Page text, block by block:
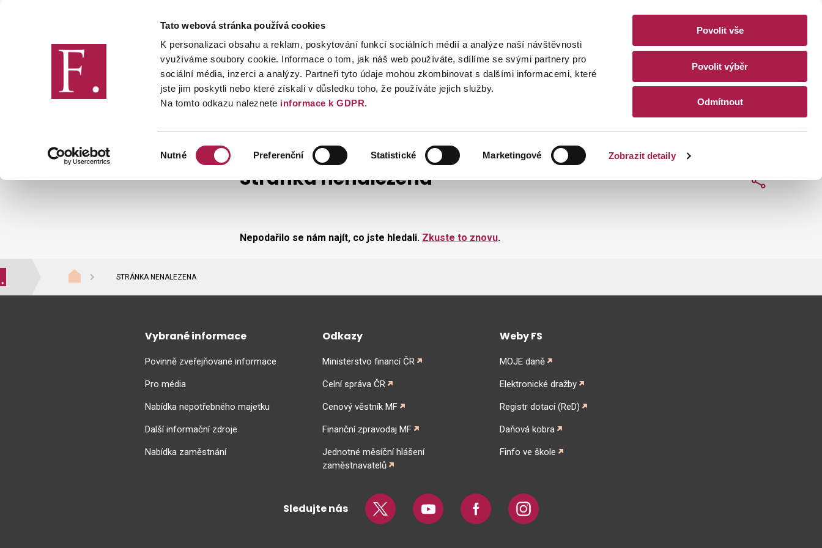
Tato webová stránka používá cookies
K personalizaci obsahu a reklam, poskytování funkcí sociálních médií a analýze naší návštěvnosti
využíváme soubory cookie. Informace o tom, jak náš web používáte, sdílíme se svými partnery pro
sociální média, inzerci a analýzy. Partneři tyto údaje mohou zkombinovat s dalšími informacemi, které
jste jim poskytli nebo které získali v důsledku toho, že používáte jejich služby.
Na tomto odkazu naleznete informace k GDPR.
Nutné Preferenční Statistické Marketingové Zobrazit detaily
Povolit vše
Povolit výběr
Odmítnout
Finanční správa Daně Mezinárodní spolupráce Kontakty CZ EN
Stránka nenalezena Sdílet
Nepodařilo se nám najít, co jste hledali. Zkuste to znovu.
STRÁNKA NENALEZENA
Vybrané informace
Povinně zveřejňované informace
Pro média
Nabídka nepotřebného majetku
Další informační zdroje
Nabídka zaměstnání
Odkazy
Ministerstvo financí ČR
Celní správa ČR
Cenový věstník MF
Finanční zpravodaj MF
Jednotné měsíční hlášení
zaměstnavatelů
Weby FS
MOJE daně
Elektronické dražby
Registr dotací (ReD)
Daňová kobra
Finfo ve škole
Sledujte nás Twitter Youtube Facebook Instagram